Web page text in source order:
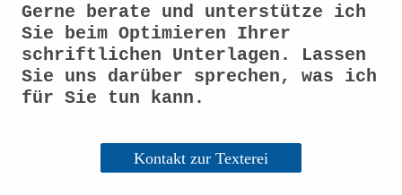
Gerne berate und unterstütze ich
Sie beim Optimieren Ihrer
schriftlichen Unterlagen. Lassen
Sie uns darüber sprechen, was ich
für Sie tun kann.
Kontakt zur Texterei